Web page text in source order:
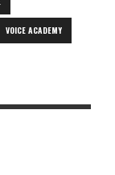
VOICE ACADEMY